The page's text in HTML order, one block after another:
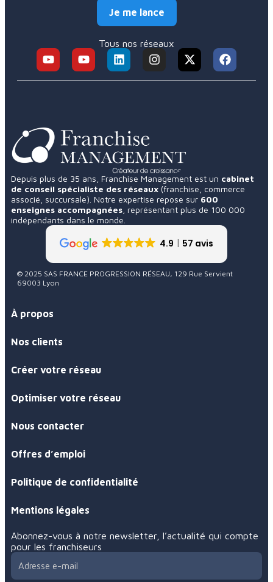
Je me lance
Tous nos réseaux
Depuis plus de 35 ans, Franchise Management est un cabinet
de conseil spécialiste des réseaux (franchise, commerce
associé, succursale). Notre expertise repose sur 600
enseignes accompagnées , représentant plus de 100 000
indépendants dans le monde.
4.9 57 avis
© 2025 SAS FRANCE PROGRESSION RÉSEAU, 129 Rue Servient
69003 Lyon
À propos
Nos clients
Créer votre réseau
Optimiser votre réseau
Nous contacter
Offres d’emploi
Politique de confidentialité
Mentions légales
Abonnez-vous à notre newsletter, l’actualité qui compte
pour les franchiseurs